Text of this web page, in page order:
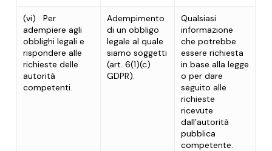
(vi) Per
adempiere agli
obblighi legali e
rispondere alle
richieste delle
autorità
competenti.
Adempimento
di un obbligo
legale al quale
siamo soggetti
(art. 6(1)(c)
GDPR).
Qualsiasi
informazione
che potrebbe
essere richiesta
in base alla legge
o per dare
seguito alle
richieste
ricevute
dall’autorità
pubblica
competente.